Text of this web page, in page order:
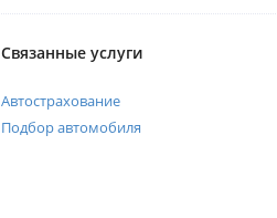
Связанные услуги
Автострахование
Подбор автомобиля